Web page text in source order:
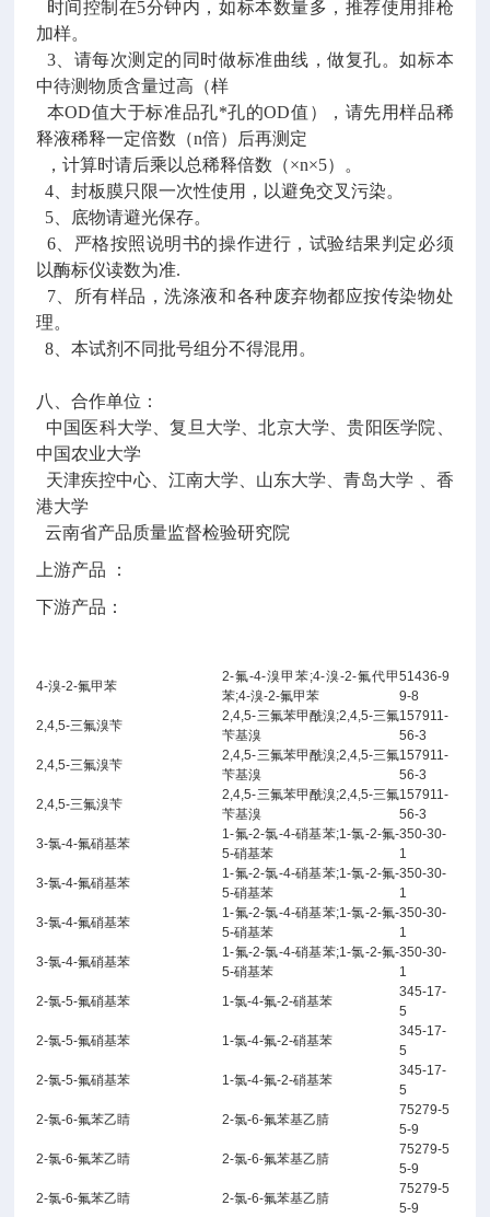
时间控制在5分钟内，如标本数量多，推荐使用排枪
加样。
3、请每次测定的同时做标准曲线，做复孔。如标本
中待测物质含量过高（样
本OD值大于标准品孔*孔的OD值），请先用样品稀
释液稀释一定倍数（n倍）后再测定
，计算时请后乘以总稀释倍数（×n×5）。
4、封板膜只限一次性使用，以避免交叉污染。
5、底物请避光保存。
6、严格按照说明书的操作进行，试验结果判定必须
以酶标仪读数为准.
7、所有样品，洗涤液和各种废弃物都应按传染物处
理。
8、本试剂不同批号组分不得混用。
八、合作单位：
中国医科大学、复旦大学、北京大学、贵阳医学院、
中国农业大学
天津疾控中心、江南大学、山东大学、青岛大学 、香
港大学
云南省产品质量监督检验研究院
上游产品 ：
下游产品：
4-溴-2-氟甲苯
2-氟-4-溴甲苯;4-溴-2-氟代甲
苯;4-溴-2-氟甲苯
51436-9
9-8
2,4,5-三氟溴苄
2,4,5-三氟苯甲酰溴;2,4,5-三氟
苄基溴
157911-
56-3
2,4,5-三氟溴苄
2,4,5-三氟苯甲酰溴;2,4,5-三氟
苄基溴
157911-
56-3
2,4,5-三氟溴苄
2,4,5-三氟苯甲酰溴;2,4,5-三氟
苄基溴
157911-
56-3
3-氯-4-氟硝基苯
1-氟-2-氯-4-硝基苯;1-氯-2-氟-
5-硝基苯
350-30-
1
3-氯-4-氟硝基苯
1-氟-2-氯-4-硝基苯;1-氯-2-氟-
5-硝基苯
350-30-
1
3-氯-4-氟硝基苯
1-氟-2-氯-4-硝基苯;1-氯-2-氟-
5-硝基苯
350-30-
1
3-氯-4-氟硝基苯
1-氟-2-氯-4-硝基苯;1-氯-2-氟-
5-硝基苯
350-30-
1
2-氯-5-氟硝基苯
1-氯-4-氟-2-硝基苯
345-17-
5
2-氯-5-氟硝基苯
1-氯-4-氟-2-硝基苯
345-17-
5
2-氯-5-氟硝基苯
1-氯-4-氟-2-硝基苯
345-17-
5
2-氯-6-氟苯乙睛
2-氯-6-氟苯基乙腈
75279-5
5-9
2-氯-6-氟苯乙睛
2-氯-6-氟苯基乙腈
75279-5
5-9
2-氯-6-氟苯乙睛
2-氯-6-氟苯基乙腈
75279-5
5-9